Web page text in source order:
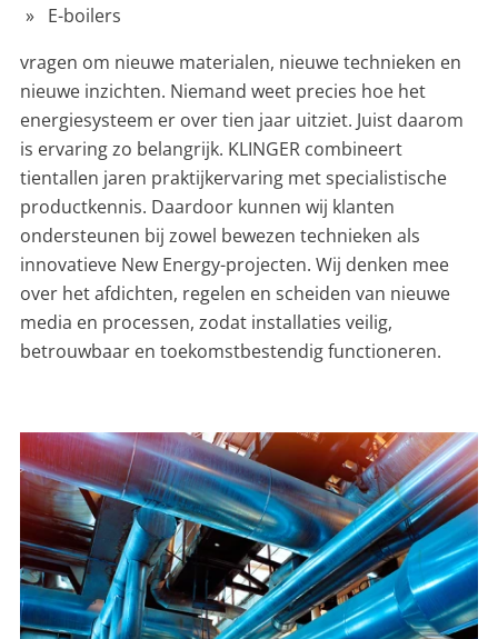
E-boilers
vragen om nieuwe materialen, nieuwe technieken en
nieuwe inzichten. Niemand weet precies hoe het
energiesysteem er over tien jaar uitziet. Juist daarom
is ervaring zo belangrijk. KLINGER combineert
tientallen jaren praktijkervaring met specialistische
productkennis. Daardoor kunnen wij klanten
ondersteunen bij zowel bewezen technieken als
innovatieve New Energy-projecten. Wij denken mee
over het afdichten, regelen en scheiden van nieuwe
media en processen, zodat installaties veilig,
betrouwbaar en toekomstbestendig functioneren.